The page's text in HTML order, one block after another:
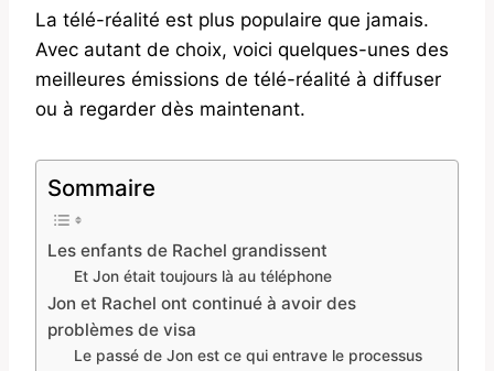
La télé-réalité est plus populaire que jamais.
Avec autant de choix, voici quelques-unes des
meilleures émissions de télé-réalité à diffuser
ou à regarder dès maintenant.
Sommaire
Les enfants de Rachel grandissent
Et Jon était toujours là au téléphone
Jon et Rachel ont continué à avoir des
problèmes de visa
Le passé de Jon est ce qui entrave le processus